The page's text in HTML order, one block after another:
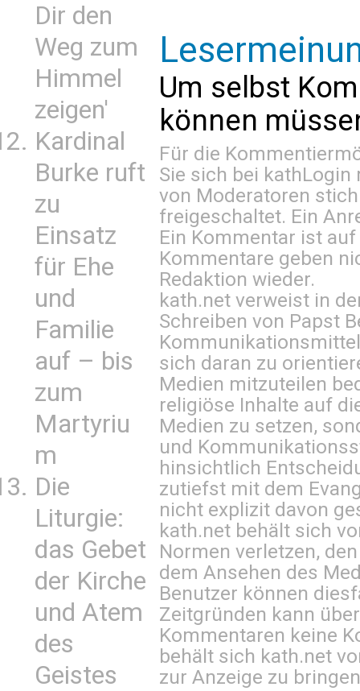
Dir den
Weg zum
Himmel
zeigen'
Kardinal
Burke ruft
zu
Einsatz
für Ehe
und
Familie
auf – bis
zum
Martyriu
m
Die
Liturgie:
das Gebet
der Kirche
und Atem
des
Geistes
Um selbst
können
Für die
Sie sich bei kathLogin
von Moderatoren
freigeschaltet. Ein
Ein Kommentar ist
Kommentare geben
Redaktion wieder.
kath.net verweist in
Schreiben von Papst
sich daran zu
Medien mitzuteilen
religiöse Inhalte auf
Medien zu setzen,
und
hinsichtlich
zutiefst mit dem
nicht explizit davon
kath.net behält sich
Normen verletzen,
dem Ansehen des
Benutzer können
Zeitgründen kann
Kommentaren keine
behält sich kath.net
zur Anzeige zu